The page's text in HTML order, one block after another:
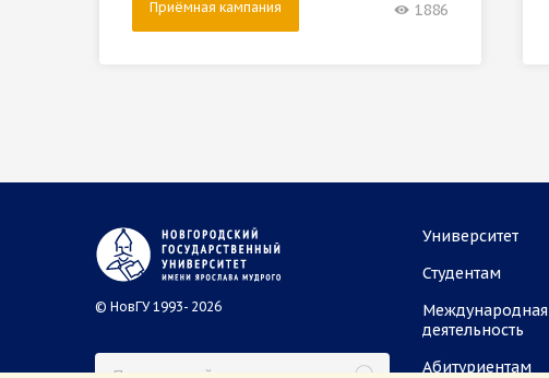
Приёмная кампания 1886
© НовГУ 1993- 2026
Университет
Студентам
Международная
деятельность
Абитуриентам